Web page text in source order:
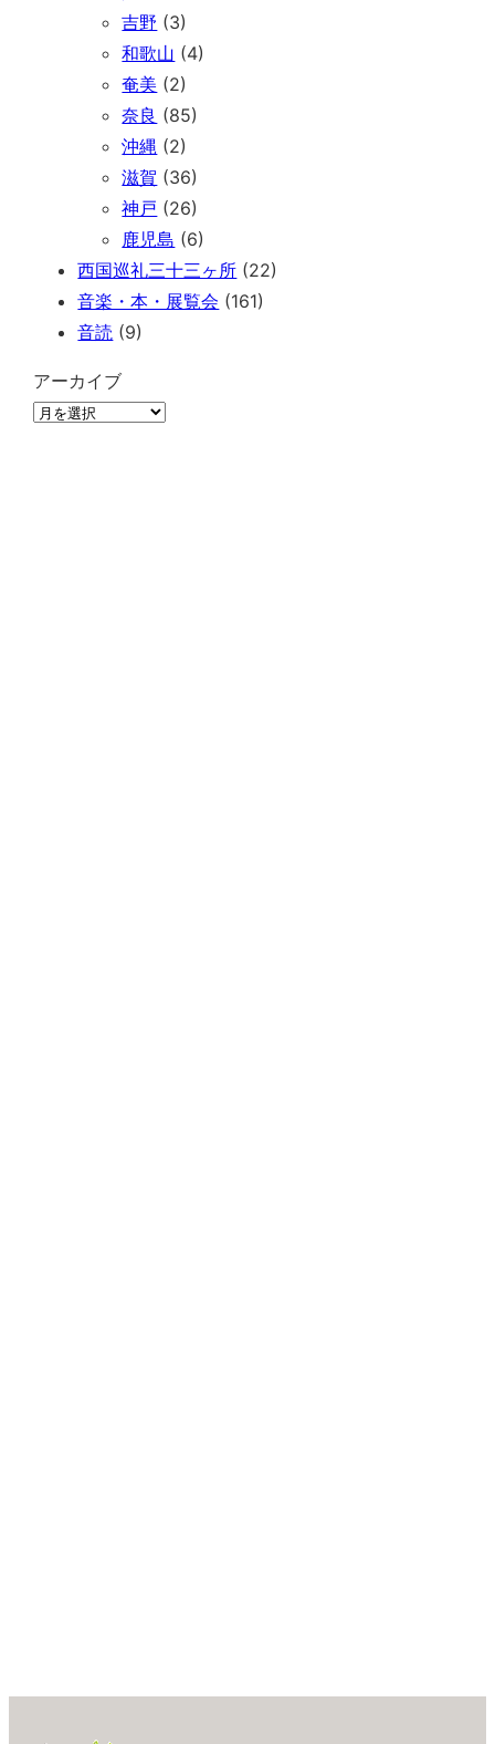
吉野 (3)
和歌山 (4)
奄美 (2)
奈良 (85)
沖縄 (2)
滋賀 (36)
神戸 (26)
鹿児島 (6)
西国巡礼三十三ヶ所 (22)
音楽・本・展覧会 (161)
音読 (9)
アーカイブ